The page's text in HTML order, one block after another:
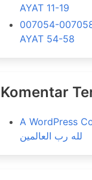
AYAT 11-19
007054-
AYAT 54-58
Komentar
A WordPress
لله رب العالمين